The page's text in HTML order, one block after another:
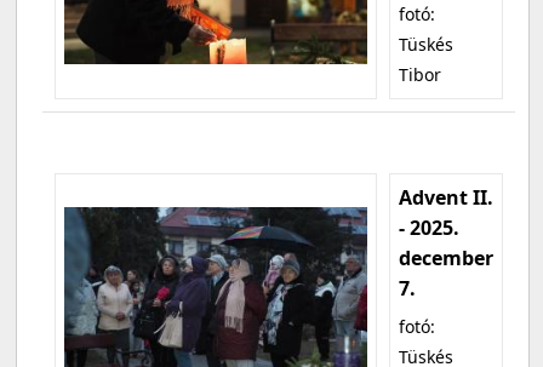
fotó:
Tüskés
Tibor
Advent II.
- 2025.
december
7.
fotó:
Tüskés